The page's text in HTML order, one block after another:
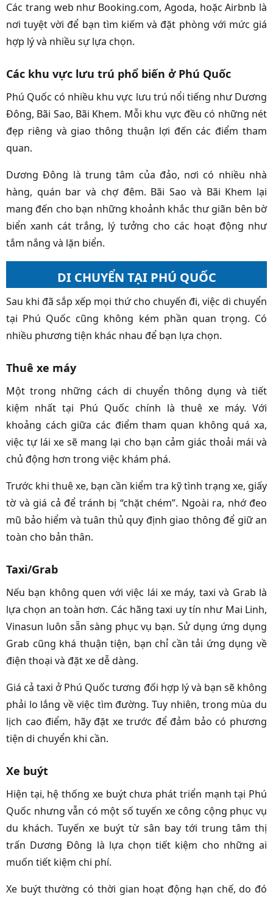
Các trang web như Booking.com, Agoda, hoặc Airbnb là
nơi tuyệt vời để bạn tìm kiếm và đặt phòng với mức giá
hợp lý và nhiều sự lựa chọn.
Các khu vực lưu trú phổ biến ở Phú Quốc
Phú Quốc có nhiều khu vực lưu trú nổi tiếng như Dương
Đông, Bãi Sao, Bãi Khem. Mỗi khu vực đều có những nét
đẹp riêng và giao thông thuận lợi đến các điểm tham
quan.
Dương Đông là trung tâm của đảo, nơi có nhiều nhà
hàng, quán bar và chợ đêm. Bãi Sao và Bãi Khem lại
mang đến cho bạn những khoảnh khắc thư giãn bên bờ
biển xanh cát trắng, lý tưởng cho các hoạt động như
tắm nắng và lặn biển.
DI CHUYỂN TẠI PHÚ QUỐC
Sau khi đã sắp xếp mọi thứ cho chuyến đi, việc di chuyển
tại Phú Quốc cũng không kém phần quan trọng. Có
nhiều phương tiện khác nhau để bạn lựa chọn.
Thuê xe máy
Một trong những cách di chuyển thông dụng và tiết
kiệm nhất tại Phú Quốc chính là thuê xe máy. Với
khoảng cách giữa các điểm tham quan không quá xa,
việc tự lái xe sẽ mang lại cho bạn cảm giác thoải mái và
chủ động hơn trong việc khám phá.
Trước khi thuê xe, bạn cần kiểm tra kỹ tình trạng xe, giấy
tờ và giá cả để tránh bị “chặt chém”. Ngoài ra, nhớ đeo
mũ bảo hiểm và tuân thủ quy định giao thông để giữ an
toàn cho bản thân.
Taxi/Grab
Nếu bạn không quen với việc lái xe máy, taxi và Grab là
lựa chọn an toàn hơn. Các hãng taxi uy tín như Mai Linh,
Vinasun luôn sẵn sàng phục vụ bạn. Sử dụng ứng dụng
Grab cũng khá thuận tiện, bạn chỉ cần tải ứng dụng về
điện thoại và đặt xe dễ dàng.
Giá cả taxi ở Phú Quốc tương đối hợp lý và bạn sẽ không
phải lo lắng về việc tìm đường. Tuy nhiên, trong mùa du
lịch cao điểm, hãy đặt xe trước để đảm bảo có phương
tiện di chuyển khi cần.
Xe buýt
Hiện tại, hệ thống xe buýt chưa phát triển mạnh tại Phú
Quốc nhưng vẫn có một số tuyến xe công cộng phục vụ
du khách. Tuyến xe buýt từ sân bay tới trung tâm thị
trấn Dương Đông là lựa chọn tiết kiệm cho những ai
muốn tiết kiệm chi phí.
Xe buýt thường có thời gian hoạt động hạn chế, do đó